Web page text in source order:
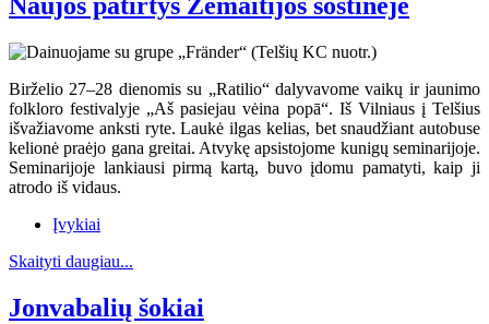
Naujos patirtys Žemaitijos sostinėje
Birželio 27–28 dienomis su „Ratilio“ dalyvavome vaikų ir jaunimo
folkloro festivalyje „Aš pasiejau vėina popā“. Iš Vilniaus į Telšius
išvažiavome anksti ryte. Laukė ilgas kelias, bet snaudžiant autobuse
kelionė praėjo gana greitai. Atvykę apsistojome kunigų seminarijoje.
Seminarijoje lankiausi pirmą kartą, buvo įdomu pamatyti, kaip ji
atrodo iš vidaus.
Įvykiai
Skaityti daugiau...
Jonvabalių šokiai